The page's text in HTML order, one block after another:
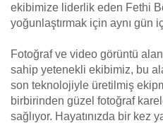
ekibimize liderlik eden Fethi
yoğunlaştırmak için aynı gün
Fotoğraf ve video görüntü
sahip yetenekli ekibimiz, bu
son teknolojiyle üretilmiş
birbirinden güzel fotoğraf
sağlıyor. Hayatınızda bir kez